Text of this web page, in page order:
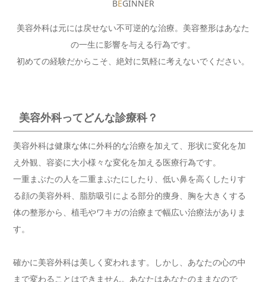
BEGINNER
美容外科は元には戻せない不可逆的な治療。美容整形はあなた
の一生に影響を与える行為です。
初めての経験だからこそ、絶対に気軽に考えないでください。
美容外科ってどんな診療科？
美容外科は健康な体に外科的な治療を加えて、形状に変化を加
え外観、容姿に大小様々な変化を加える医療行為です。
一重まぶたの人を二重まぶたにしたり、低い鼻を高くしたりす
る顔の美容外科、脂肪吸引による部分的痩身、胸を大きくする
体の整形から、植毛やワキガの治療まで幅広い治療法がありま
す。
確かに美容外科は美しく変われます。しかし、あなたの心の中
まで変わることはできません。あなたはあなたのままなので